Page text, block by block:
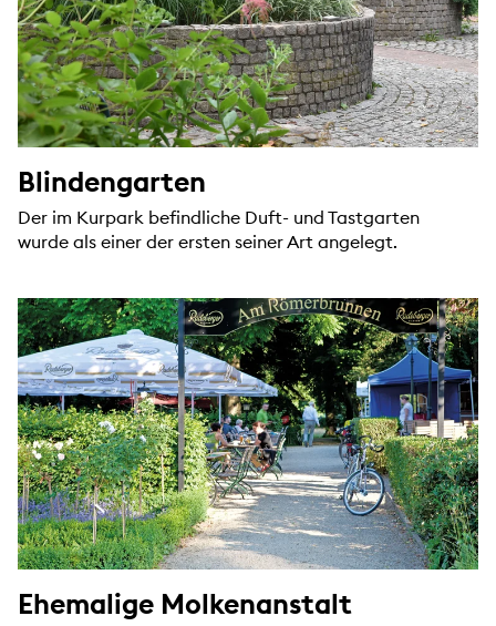
Blindengarten
Der im Kurpark befindliche Duft- und Tastgarten
wurde als einer der ersten seiner Art angelegt.
Ehemalige Molkenanstalt